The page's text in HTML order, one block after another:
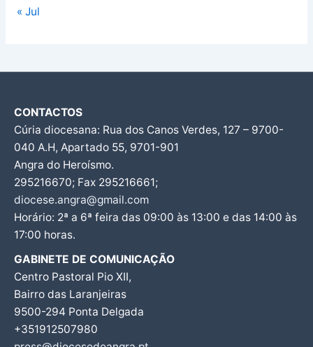
« Jul
CONTACTOS
Cúria diocesana: Rua dos Canos Verdes, 127 – 9700-
040 A.H, Apartado 55, 9701-901
Angra do Heroísmo.
295216670; Fax 295216661;
diocese.angra@gmail.com
Horário: 2ª a 6ª feira das 09:00 às 13:00 e das 14:00 às
17:00 horas.
GABINETE DE COMUNICAÇÃO
Centro Pastoral Pio XII,
Bairro das Laranjeiras
9500-294 Ponta Delgada
+351912507980